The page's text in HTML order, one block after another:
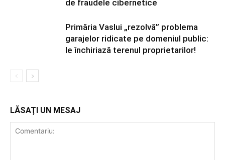
de fraudele cibernetice
Primăria Vaslui „rezolvă” problema
garajelor ridicate pe domeniul public:
le închiriază terenul proprietarilor!
LĂSAȚI UN MESAJ